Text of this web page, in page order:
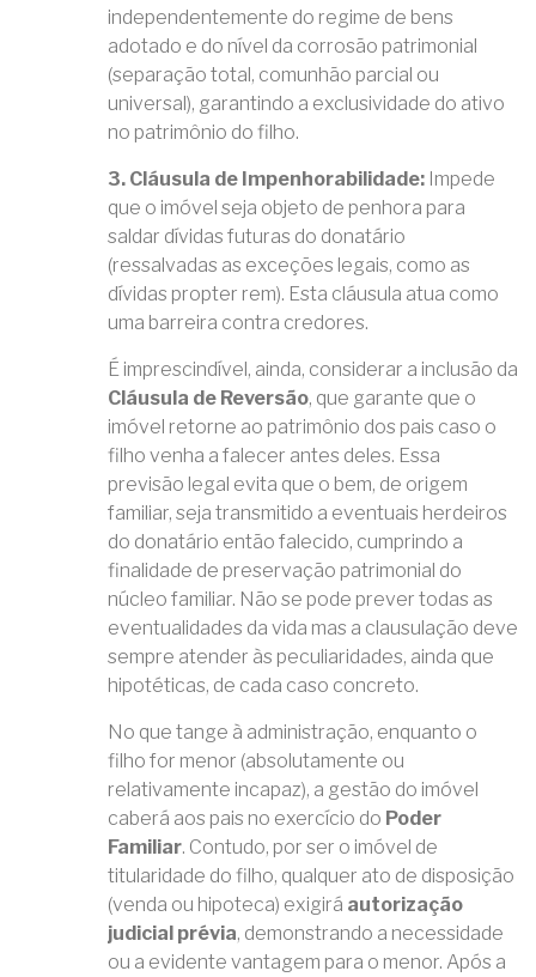
independentemente do regime de bens
adotado e do nível da corrosão patrimonial
(separação total, comunhão parcial ou
universal), garantindo a exclusividade do ativo
no patrimônio do filho.
3. Cláusula de Impenhorabilidade: Impede
que o imóvel seja objeto de penhora para
saldar dívidas futuras do donatário
(ressalvadas as exceções legais, como as
dívidas propter rem). Esta cláusula atua como
uma barreira contra credores.
É imprescindível, ainda, considerar a inclusão da
Cláusula de Reversão, que garante que o
imóvel retorne ao patrimônio dos pais caso o
filho venha a falecer antes deles. Essa
previsão legal evita que o bem, de origem
familiar, seja transmitido a eventuais herdeiros
do donatário então falecido, cumprindo a
finalidade de preservação patrimonial do
núcleo familiar. Não se pode prever todas as
eventualidades da vida mas a clausulação deve
sempre atender às peculiaridades, ainda que
hipotéticas, de cada caso concreto.
No que tange à administração, enquanto o
filho for menor (absolutamente ou
relativamente incapaz), a gestão do imóvel
caberá aos pais no exercício do Poder
Familiar. Contudo, por ser o imóvel de
titularidade do filho, qualquer ato de disposição
(venda ou hipoteca) exigirá autorização
judicial prévia, demonstrando a necessidade
ou a evidente vantagem para o menor. Após a